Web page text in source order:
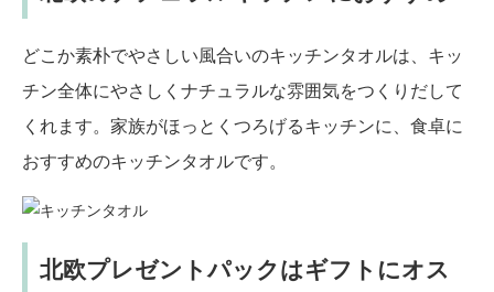
どこか素朴でやさしい風合いのキッチンタオルは、キッ
チン全体にやさしくナチュラルな雰囲気をつくりだして
くれます。家族がほっとくつろげるキッチンに、食卓に
おすすめのキッチンタオルです。
北欧プレゼントパックはギフトにオス